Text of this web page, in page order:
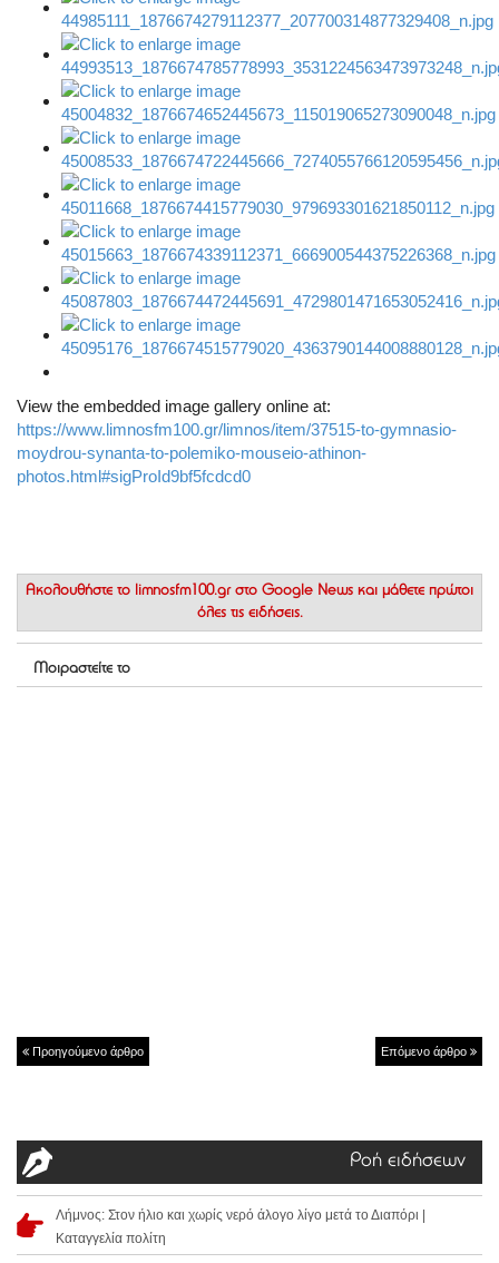
View the embedded image gallery online at:
https://www.limnosfm100.gr/limnos/item/37515-to-gymnasio-
moydrou-synanta-to-polemiko-mouseio-athinon-
photos.html#sigProId9bf5fcdcd0
Ακολουθήστε το limnosfm100.gr στο Google News και μάθετε πρώτοι
όλες τις ειδήσεις.
Μοιραστείτε το
Προηγούμενο άρθρο Επόμενο άρθρο
Ροή ειδήσεων
Λήμνος: Στον ήλιο και χωρίς νερό άλογο λίγο μετά το Διαπόρι |
Καταγγελία πολίτη